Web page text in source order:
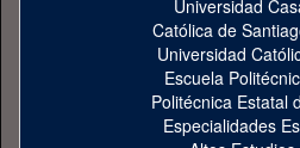
Universidad
Católica de
Universidad
Escuela
Politécnica Estatal
Especialidades